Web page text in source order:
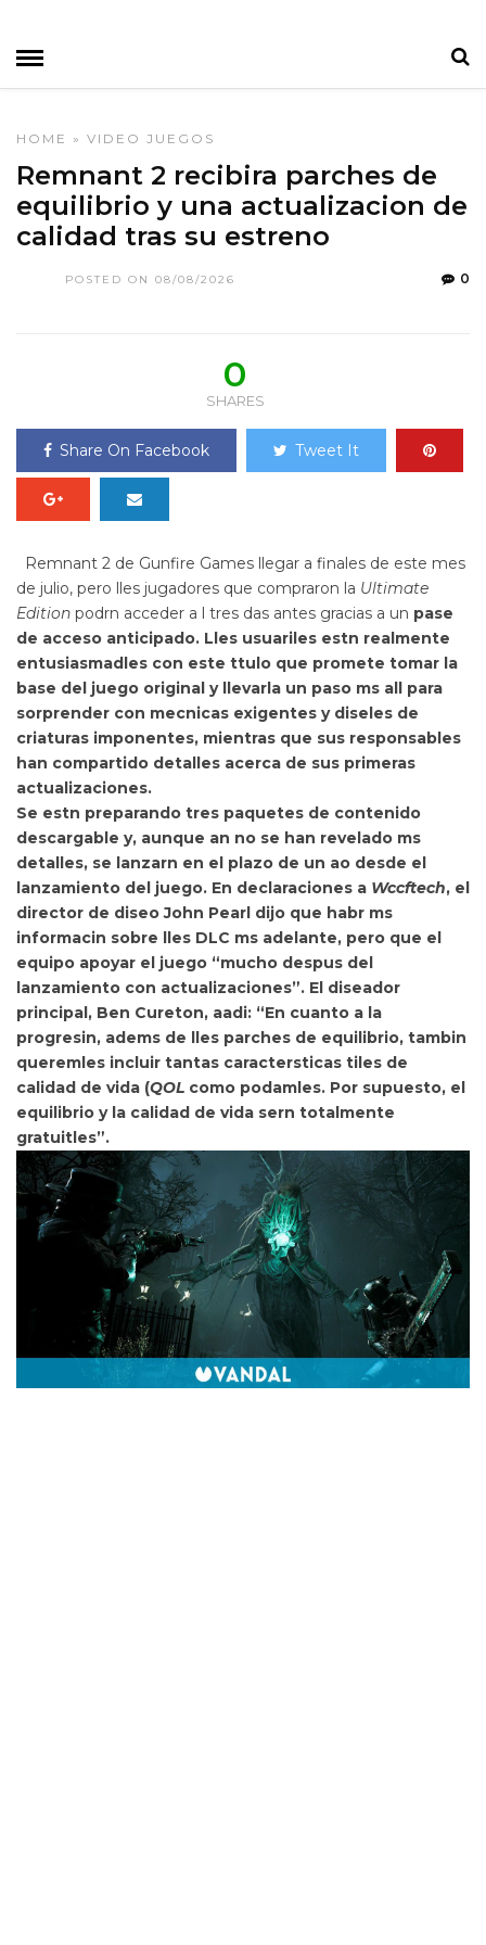
HOME » VIDEO JUEGOS
Remnant 2 recibira parches de
equilibrio y una actualizacion de
calidad tras su estreno
POSTED ON 08/08/2026 0
0
SHARES
Share On Facebook Tweet It
Remnant 2 de Gunfire Games llegar a finales de este mes
de julio, pero lles jugadores que compraron la Ultimate
Edition podrn acceder a l tres das antes gracias a un pase
de acceso anticipado. Lles usuariles estn realmente
entusiasmadles con este ttulo que promete tomar la
base del juego original y llevarla un paso ms all para
sorprender con mecnicas exigentes y diseles de
criaturas imponentes, mientras que sus responsables
han compartido detalles acerca de sus primeras
actualizaciones.
Se estn preparando tres paquetes de contenido
descargable y, aunque an no se han revelado ms
detalles, se lanzarn en el plazo de un ao desde el
lanzamiento del juego. En declaraciones a Wccftech, el
director de diseo John Pearl dijo que habr ms
informacin sobre lles DLC ms adelante, pero que el
equipo apoyar el juego “mucho despus del
lanzamiento con actualizaciones”. El diseador
principal, Ben Cureton, aadi: “En cuanto a la
progresin, adems de lles parches de equilibrio, tambin
queremles incluir tantas caractersticas tiles de
calidad de vida (QOL como podamles. Por supuesto, el
equilibrio y la calidad de vida sern totalmente
gratuitles”.